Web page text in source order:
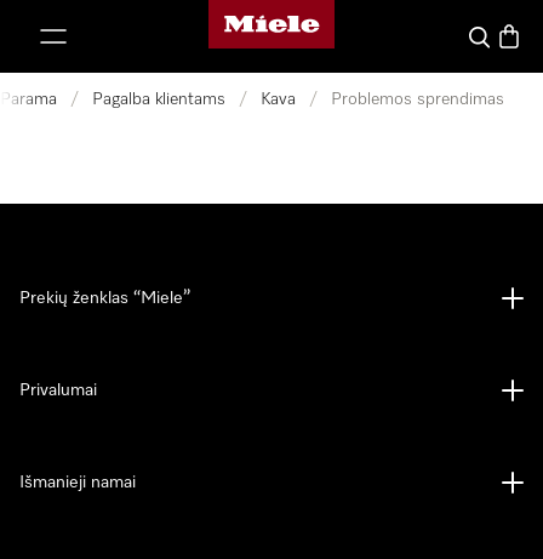
"Miele" pradžios tinklalapis
Paieška
Parama / Pagalba klientams / Kava / Problemos sprendimas
Prekių ženklas “Miele”
Privalumai
Išmanieji namai